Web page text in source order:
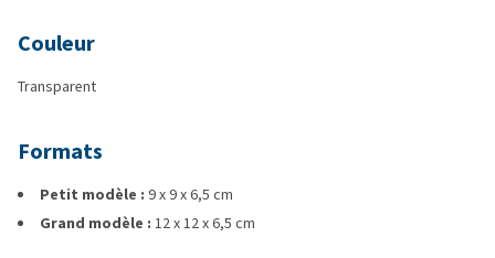
Couleur
Transparent
Formats
Petit modèle : 9 x 9 x 6,5 cm
Grand modèle : 12 x 12 x 6,5 cm